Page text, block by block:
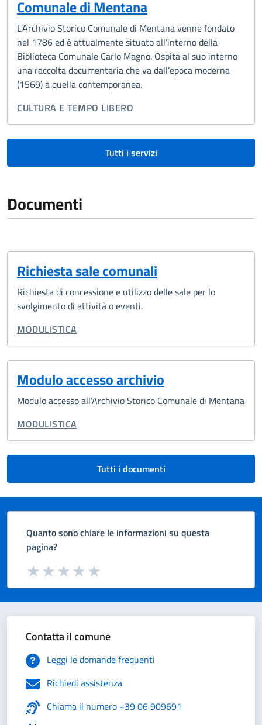
Comunale di Mentana
L’Archivio Storico Comunale di Mentana venne fondato
nel 1786 ed è attualmente situato all’interno della
Biblioteca Comunale Ca­rlo Magno. Ospita al suo interno
una raccolta documentaria che va dall’epoca moderna
(1569) a quella contemporanea.
CATEGORIA CORRELATA:
CULTURA E TEMPO LIBERO
Tutti i servizi
Documenti
Richiesta sale comunali
Richiesta di concessione e utilizzo delle sale per lo
svolgimento di attività o eventi.
TIPO DI DOCUMENTO:
MODULISTICA
Modulo accesso archivio
Modulo accesso all’Archivio Storico Comunale di Mentana
TIPO DI DOCUMENTO:
MODULISTICA
Tutti i documenti
Quanto sono chiare le informazioni su questa
pagina?
Valuta da 1 a 5 stelle la pagina
Valuta 5 stelle su 5
Valuta 4 stelle su 5
Valuta 3 stelle su 5
Valuta 2 stelle su 5
Valuta 1 stelle su 5
Contatta il comune
Leggi le domande frequenti
Richiedi assistenza
Chiama il numero +39 06 909691